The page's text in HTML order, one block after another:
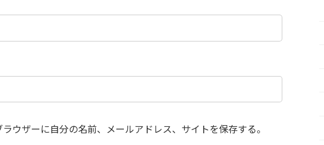
ウザーに自分の名前、メールアドレス、サイトを保存する。